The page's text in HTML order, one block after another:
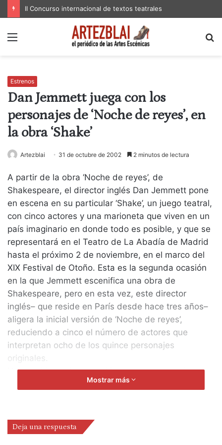
II Concurso internacional de textos teatrales
Menú
Estrenos
Dan Jemmett juega con los
personajes de ‘Noche de reyes’, en
la obra ‘Shake’
Artezblai 31 de octubre de 2002 2 minutos de lectura
A partir de la obra ‘Noche de reyes’, de
Shakespeare, el director inglés Dan Jemmett pone
en escena en su particular ‘Shake’, un juego teatral,
con cinco actores y una marioneta que viven en un
país imaginario en donde todo es posible, y que se
representará en el Teatro de La Abadía de Madrid
hasta el próximo 2 de noviembre, en el marco del
XIX Festival de Otoño. Esta es la segunda ocasión
en la que Jemmett escenifica una obra de
Shakespeare, pero en esta vez, este director
inglés– que reside en París desde hace tres años–
aligera la inicial versión de ‘Noche de reyes’,
reduciendo a cinco el número de actores que
interpretan ocho de los quince personajes
originales.
Unas cabinas playeras al borde de un mar sin
arena en el país imaginario de Lliria, son los
Shakespeare y al verbo inglés to shake, que
significa agitar o remover–, en el que se
Mostrar más
Deja una respuesta